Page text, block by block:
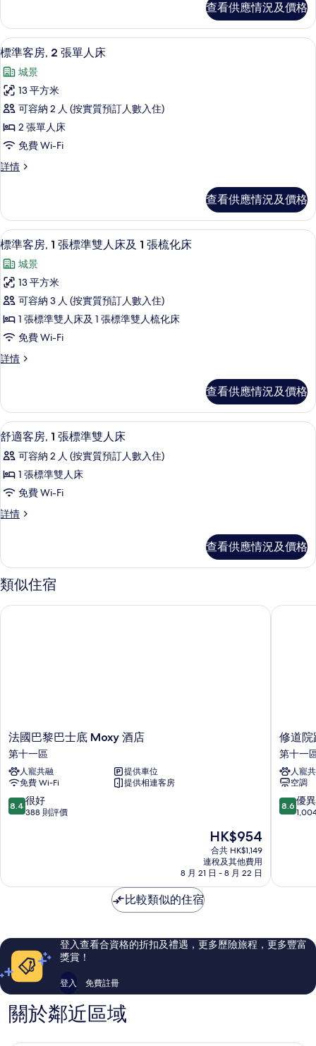
張
標
準
雙
人
床
的
相
片
1
張
標
雙
人
床
詳
情
查看供應情況及價格
載
入
所
有
標
準
房,
張
單
人
床
的
相
片
房內夾萬、書桌、手提電腦工作空間
9
標準客房, 2 張單人床
城景
13 平方米
可容納 2 人 (按實質預訂人數入住)
2 張單人床
免費 Wi-Fi
詳情
標
2
張
單
床
詳
情
查看供應情況及價格
載
入
所
有
標
準
房,
張
標
準
雙
人
床
及
梳
化
的
房內夾萬、書桌、手提電腦工作空間
10
標準客房, 1 張標準雙人床及 1 張梳化床
城景
13 平方米
可容納 3 人 (按實質預訂人數入住)
1 張標準雙人床及 1 張標準雙人梳化床
免費 Wi-Fi
詳情
標
1
張
標
雙
人
及
1
張
床
情
查看供應情況及價格
載
入
所
有
適
房,
1
張
標
片
舒適客房, 1 張標準雙人床 | 房內夾萬
8
舒適客房, 1 張標準雙人床
可容納 2 人 (按實質預訂人數入住)
1 張標準雙人床
免費 Wi-Fi
詳情
舒
1
張
標
雙
查看供應情況及價格
類似住宿
法
國
巴
黎
巴
士
底
一
法國巴黎巴士底 Moxy 酒店
第十一區
人寵共融
提供車位
免費 Wi-Fi
提供相連客房
8.4
分
很
評
價
評
8.4 很好
388 則評價
現
售
HK$954
HK$954
合共 HK$1,149
連稅及其他費用
8 月 21 日 - 8 月 22 日
法國巴黎巴士底 Moxy 酒店
修
道
院
路
20
號
酒
修道
第十一
人寵
空調
8.6
分
優
評
價
8.6 優異
修道院
比較類似的住宿
登入查看合資格的折扣及禮遇，更多歷險旅程，更多豐富
獎賞！
登入 免費註冊
關於鄰近區域